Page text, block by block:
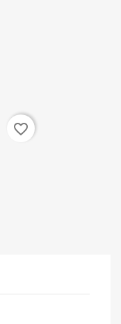
favorite_border